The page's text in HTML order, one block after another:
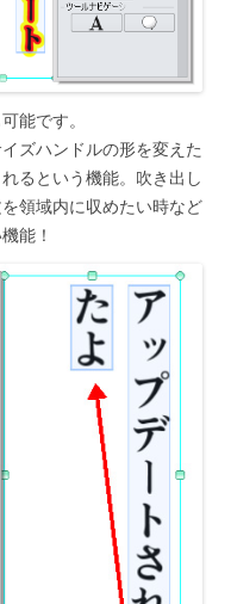
能です。
ズハンドルの形を変えた
るという機能。吹き出し
領域内に収めたい時など
能！